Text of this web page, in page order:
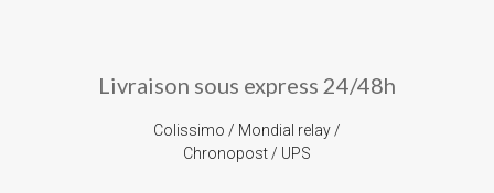
Livraison sous express 24/48h
Colissimo / Mondial relay /
Chronopost / UPS